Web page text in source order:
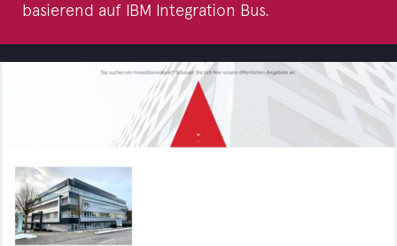
basierend auf IBM Integration Bus.